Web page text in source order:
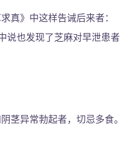
真》中这样告诫后来者：
说也发现了芝麻对早泄患者
茎异常勃起者，切忌多食。